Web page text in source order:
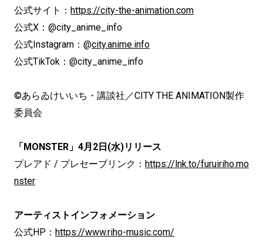
公式サイト： https://city-the-animation.com
公式X：@city_anime_info
公式Instagram：@city.anime.info
公式TikTok：@city_anime_info
©あらゐけいいち・講談社／CITY THE ANIMATION製作
委員会
「MONSTER」4月2日(水)リリース
プレアド / プレセーブリンク： https://lnk.to/furuiriho.mo
nster
アーティストインフォメーション
公式HP： https://www.riho-music.com/